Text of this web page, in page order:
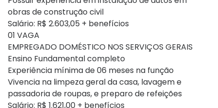
obras de construção civil
Salário: R$ 2.603,05 + benefícios
01 VAGA
EMPREGADO DOMÉSTICO NOS SERVIÇOS GERAIS
Ensino Fundamental completo
Experiência mínima de 06 meses na função
Vivencia na limpeza geral da casa, lavagem e
passadoria de roupas, e preparo de refeições
Salário: R$ 1.621,00 + benefícios